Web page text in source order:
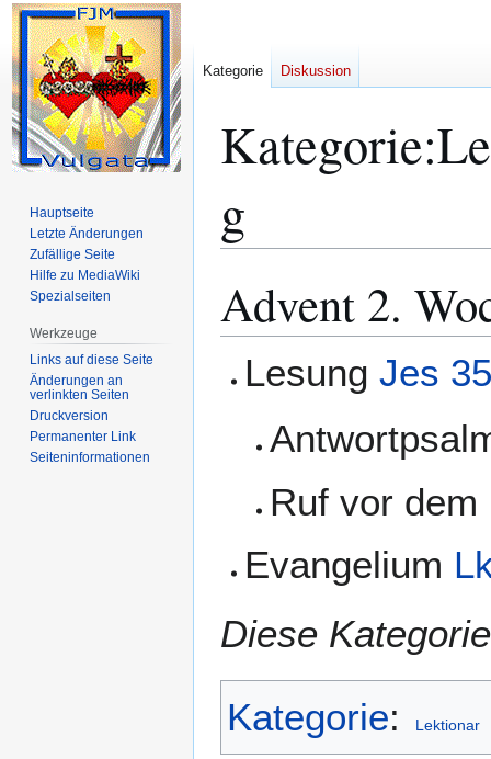
Kategorie:
g
Navigation
Suche
Advent 2.
LesungJes
Ruf vor dem
Evangelium
Diese
Kategorie: Lektionar
Kategorie Diskussion
Hauptseite
Letzte Änderungen
Zufällige Seite
Hilfe zu MediaWiki
Spezialseiten
Werkzeuge
Links auf diese Seite
Änderungen an
verlinkten Seiten
Druckversion
Permanenter Link
Seiten­­informationen